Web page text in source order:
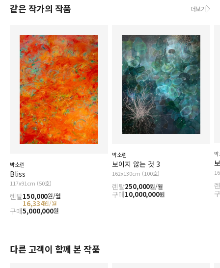
같은 작가의 작품 더보기
박소린
Bliss
117x91cm (50호)
렌탈150,000원/월
16,334원/월
구매5,000,000원
박소린
보이지 않는 것 3
162x130cm (100호)
렌탈250,000원/월
구매10,000,000원
다른 고객이 함께 본 작품